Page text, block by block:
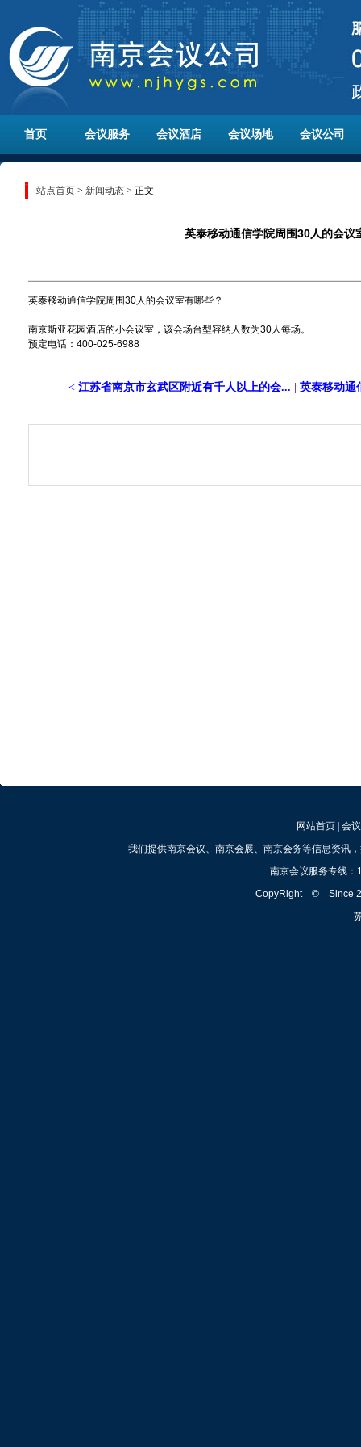
首页 会议服务 会议酒店 会议场地 会议公司
站点首页 > 新闻动态 > 正文
英泰移动通信学院周围30人的会议
英泰移动通信学院周围30人的会议室有哪些？
南京斯亚花园酒店的小会议室，该会场台型容纳人数为30人每场。
预定电话：400-025-6988
< 江苏省南京市玄武区附近有千人以上的会... 英泰移动通
网站首页| 会
我们提供南京会议、南京会展、南京会务等信息资讯
南京会议服务专线：
CopyRight © Since